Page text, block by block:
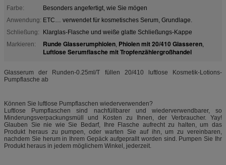
Farbe:
Besonders angefertigt, wie Sie mögen
Anwendung: ETC… verwendet für kosmetisches Serum, Grundlage.
Schließung:
Klarglas-Flasche und weiße glatte Schließungs-Kappe
Markieren:
Runde Glasserumphiolen, Phiolen mit 20/410 Glasseren,
Luftlose Serumflasche mit Tropfenzählergroßhandel
Glasserum der Runden-0.25ml/T füllen 20/410 luftlose Kosmetik-Lotions-
Pumpflasche ab
Können Sie luftlose Pumpflaschen wiederverwenden?
Luftlose Pumpflaschen sind nachfüllbarer und wiederverwendbarer, so
Minderungsverpackungsmüll und Kosten zu Ihnen, der Verbraucher. Yay!
Glauben Sie nie wie Sie Bedarf, Ihre Flasche aufrecht zu halten, um das
Produkt heraus zu pumpen, oder warten Sie auf ihn, um zu vereinbaren,
nachdem Sie herum in Ihrem Gepäck aufgeprallt worden sind. Pumpen Sie Ihr
Produkt heraus in jedem möglichem Winkel, jederzeit.